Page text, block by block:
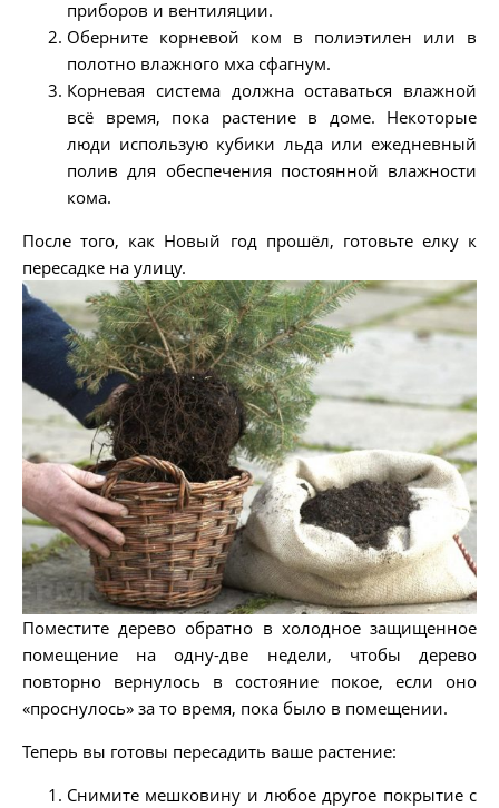
приборов и вентиляции.
Оберните корневой ком в полиэтилен или в
полотно влажного мха сфагнум.
Корневая система должна оставаться влажной
всё время, пока растение в доме. Некоторые
люди использую кубики льда или ежедневный
полив для обеспечения постоянной влажности
кома.
После того, как Новый год прошёл, готовьте елку к
пересадке на улицу.
Поместите дерево обратно в холодное защищенное
помещение на одну-две недели, чтобы дерево
повторно вернулось в состояние покое, если оно
«проснулось» за то время, пока было в помещении.
Теперь вы готовы пересадить ваше растение:
Снимите мешковину и любое другое покрытие с